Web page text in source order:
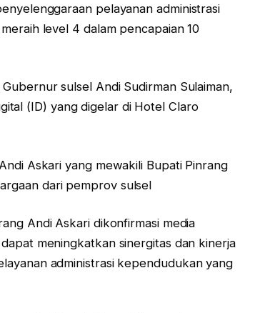
pelayanan administrasi
level 4 dalam pencapaian 10
sulsel Andi Sudirman Sulaiman,
(ID) yang digelar di Hotel Claro
Askari yang mewakili Bupati Pinrang
dari pemprov sulsel
Andi Askari dikonfirmasi media
meningkatkan sinergitas dan kinerja
administrasi kependudukan yang